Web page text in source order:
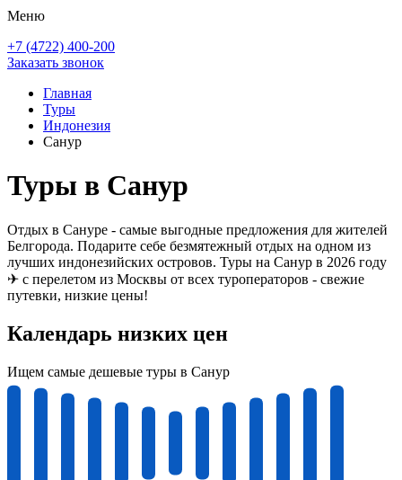
Меню
+7 (4722) 400-200
Заказать звонок
Главная
Туры
Индонезия
Санур
Туры в Санур
Отдых в Сануре - самые выгодные предложения для жителей
Белгорода. Подарите себе безмятежный отдых на одном из
лучших индонезийских островов. Туры на Санур в 2026 году
✈ с перелетом из Москвы от всех туроператоров - свежие
путевки, низкие цены!
Календарь низких цен
Ищем самые дешевые туры в Санур